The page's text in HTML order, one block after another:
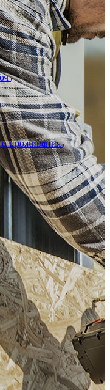
проживания